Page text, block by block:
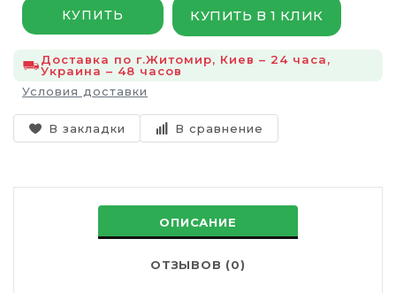
КУПИТЬ КУПИТЬ В 1 КЛИК
Доставка по г.Житомир, Киев – 24 часа,
Украина – 48 часов
Условия доставки
В закладки В сравнение
ОПИСАНИЕ
ОТЗЫВОВ (0)